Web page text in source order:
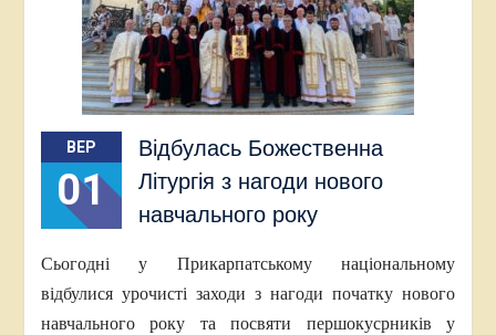
ВЕР
01
Відбулась Божественна
Літургія з нагоди нового
навчального року
Сьогодні у Прикарпатському національному
відбулися урочисті заходи з нагоди початку нового
навчального року та посвяти першокусрників у